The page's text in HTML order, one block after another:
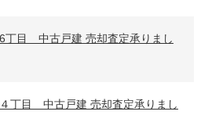
丁目 中古戸建 売却査定承りまし
丁目 中古戸建 売却査定承りまし